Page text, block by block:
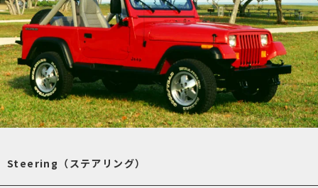
Steering（ステアリング）